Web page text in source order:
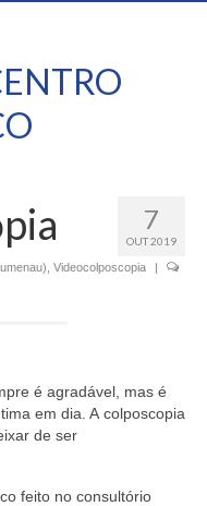
7
OUT 2019
Videocolposcopia
|
é agradável, mas é
em dia. A colposcopia
de ser
feito no consultório